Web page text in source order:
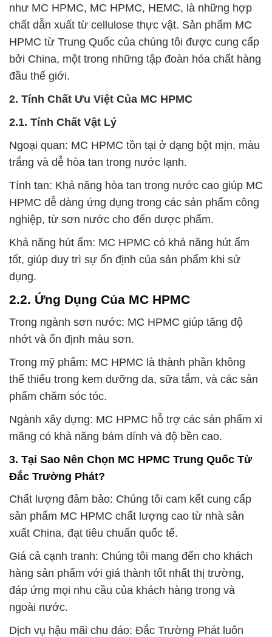
như MC HPMC, MC HPMC, HEMC, là những hợp
chất dẫn xuất từ cellulose thực vật. Sản phẩm MC
HPMC từ Trung Quốc của chúng tôi được cung cấp
bởi China, một trong những tập đoàn hóa chất hàng
đầu thế giới.
2. Tính Chất Ưu Việt Của MC HPMC
2.1. Tính Chất Vật Lý
Ngoại quan: MC HPMC tồn tại ở dạng bột mịn, màu
trắng và dễ hòa tan trong nước lạnh.
Tính tan: Khả năng hòa tan trong nước cao giúp MC
HPMC dễ dàng ứng dụng trong các sản phẩm công
nghiệp, từ sơn nước cho đến dược phẩm.
Khả năng hút ẩm: MC HPMC có khả năng hút ẩm
tốt, giúp duy trì sự ổn định của sản phẩm khi sử
dụng.
2.2. Ứng Dụng Của MC HPMC
Trong ngành sơn nước: MC HPMC giúp tăng độ
nhớt và ổn định màu sơn.
Trong mỹ phẩm: MC HPMC là thành phần không
thể thiếu trong kem dưỡng da, sữa tắm, và các sản
phẩm chăm sóc tóc.
Ngành xây dựng: MC HPMC hỗ trợ các sản phẩm xi
măng có khả năng bám dính và độ bền cao.
3. Tại Sao Nên Chọn MC HPMC Trung Quốc Từ
Đắc Trường Phát?
Chất lượng đảm bảo: Chúng tôi cam kết cung cấp
sản phẩm MC HPMC chất lượng cao từ nhà sản
xuất China, đạt tiêu chuẩn quốc tế.
Giá cả cạnh tranh: Chúng tôi mang đến cho khách
hàng sản phẩm với giá thành tốt nhất thị trường,
đáp ứng mọi nhu cầu của khách hàng trong và
ngoài nước.
Dịch vụ hậu mãi chu đáo: Đắc Trường Phát luôn